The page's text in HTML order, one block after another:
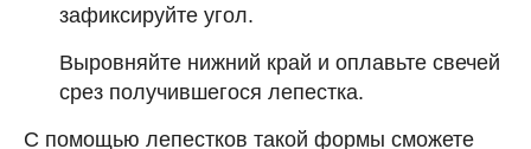
зафиксируйте угол.
Выровняйте нижний край и оплавьте свечей
срез получившегося лепестка.
С помощью лепестков такой формы сможете